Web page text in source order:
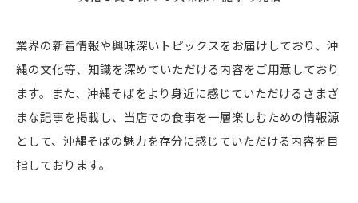
業界の新着情報や興味深いトピックスをお届けしており、沖
縄の文化等、知識を深めていただける内容をご用意しており
ます。また、沖縄そばをより身近に感じていただけるさまざ
まな記事を掲載し、当店での食事を一層楽しむための情報源
として、沖縄そばの魅力を存分に感じていただける内容を目
指しております。